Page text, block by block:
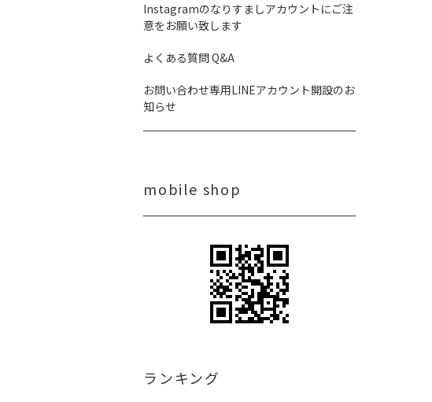
Instagramのなりすましアカウントにご注
意をお願い致します
よくある質問 Q&A
お問い合わせ専用LINEアカウント開設のお
知らせ
mobile shop
ランキング